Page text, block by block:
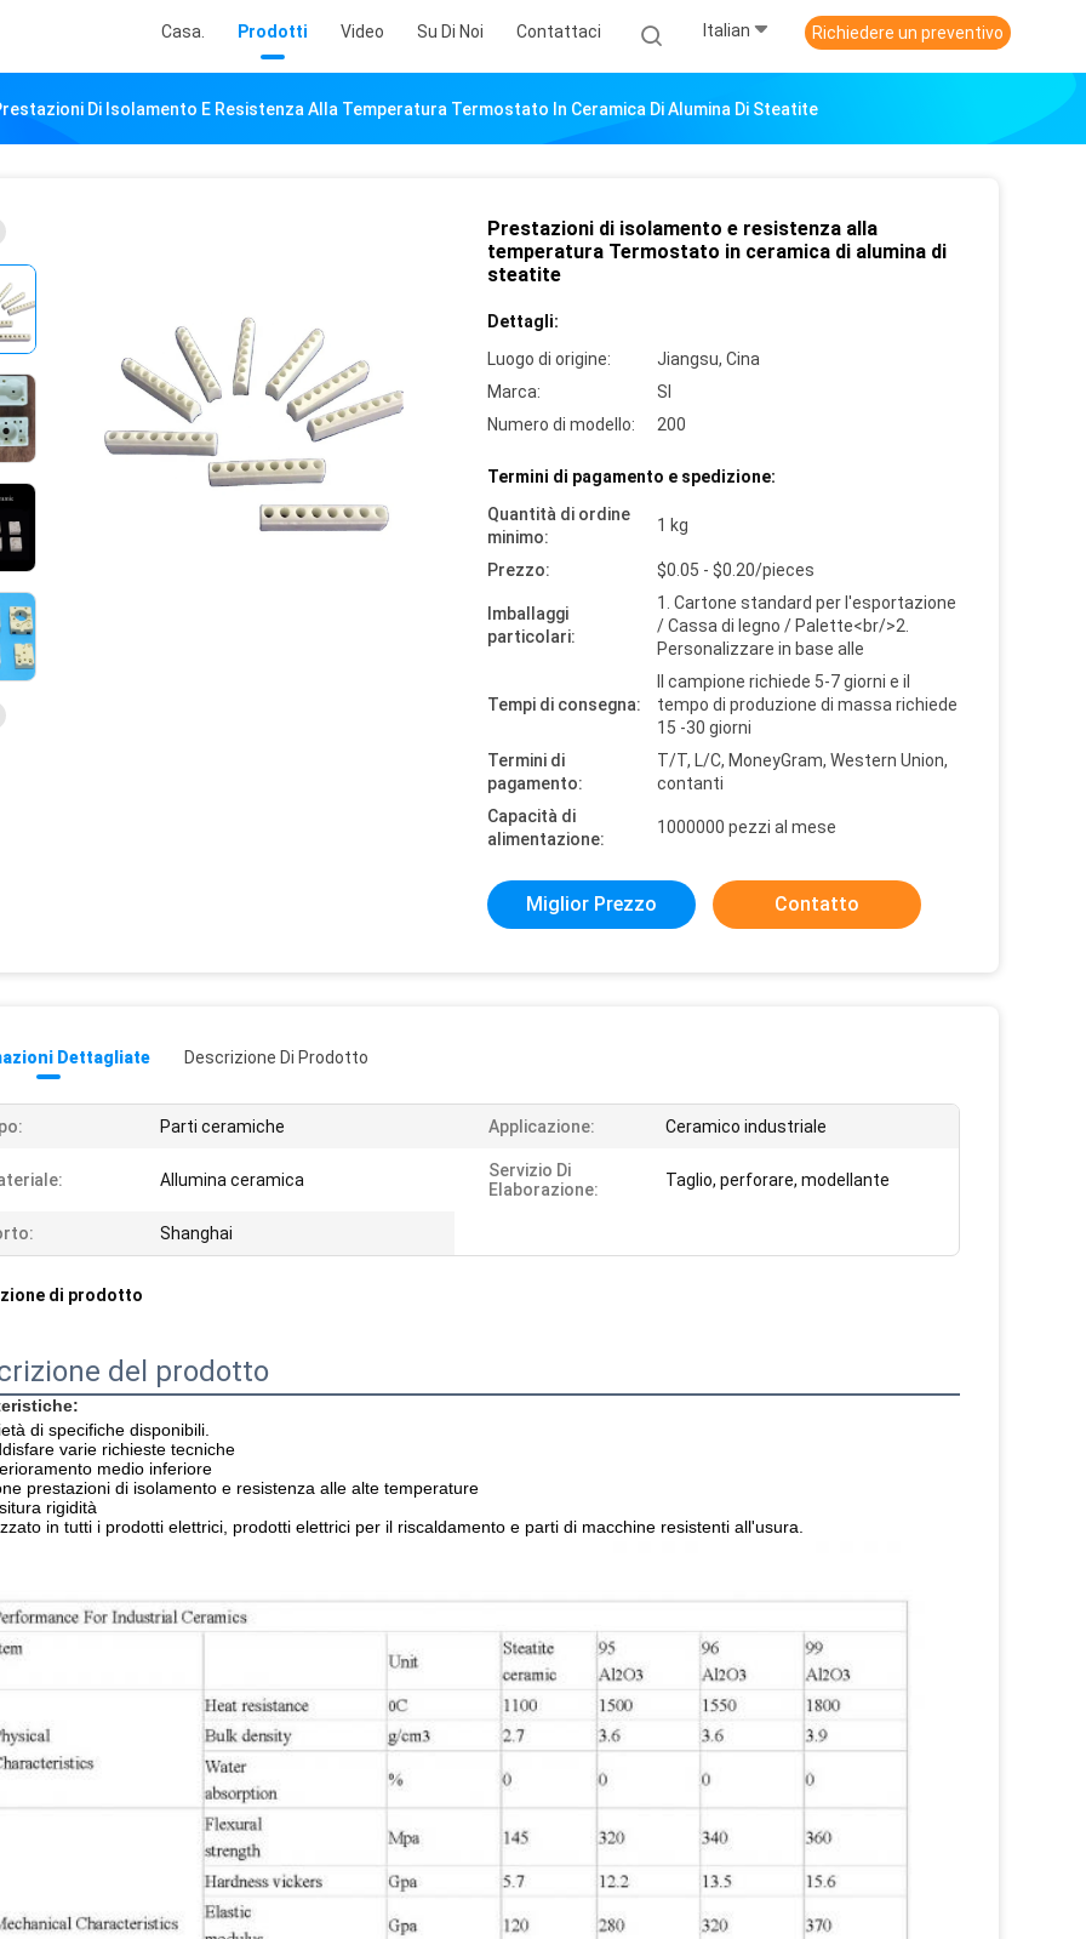
Casa. Prodotti Video Su Di Noi Contattaci Italian Richiedere un preventivo
Di Isolamento E Resistenza Alla Temperatura Termostato In Ceramica Di Alumina Di Steatite
Prestazioni di isolamento e resistenza alla
temperatura Termostato in ceramica di alumina di
steatite
Dettagli:
Luogo di origine:
Jiangsu, Cina
Marca:
SI
Numero di modello:
200
Termini di pagamento e spedizione:
Quantità di ordine
minimo:
1 kg
Prezzo: $0.05 - $0.20/pieces
Imballaggi
particolari:
1. Cartone standard per l'esportazione
/ Cassa di legno / Palette<br/>2.
Personalizzare in base alle
Tempi di consegna:
Il campione richiede 5-7 giorni e il
tempo di produzione di massa richiede
15 -30 giorni
Termini di
pagamento:
T/T, L/C, MoneyGram, Western Union,
contanti
Capacità di
alimentazione:
1000000 pezzi al mese
Miglior Prezzo Contatto
Dettagliate Descrizione Di Prodotto
Parti ceramiche Applicazione: Ceramico industriale
Allumina ceramica
Servizio Di
Elaborazione:
Taglio, perforare, modellante
Shanghai
di prodotto
del prodotto
di specifiche disponibili.
varie richieste tecniche
medio inferiore
prestazioni di isolamento e resistenza alle alte temperature
rigidità
in tutti i prodotti elettrici, prodotti elettrici per il riscaldamento e parti di macchine resistenti all'usura.